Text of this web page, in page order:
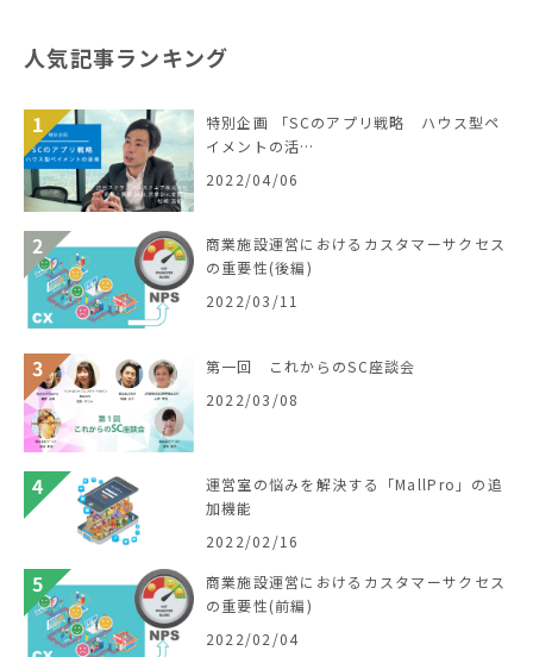
人気記事ランキング
特別企画 「SCのアプリ戦略 ハウス型ペ
イメントの活…
2022/04/06
商業施設運営におけるカスタマーサクセス
の重要性(後編)
2022/03/11
第一回 これからのSC座談会
2022/03/08
運営室の悩みを解決する「MallPro」の追
加機能
2022/02/16
商業施設運営におけるカスタマーサクセス
の重要性(前編)
2022/02/04